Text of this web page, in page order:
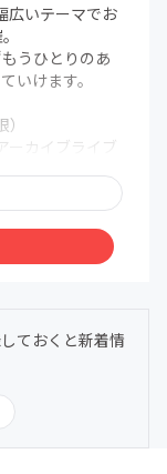
広いテーマでお
うひとりのあ
いけます。
ーカイブライブ
クセスできま
気づきや学び
ておくと新着情